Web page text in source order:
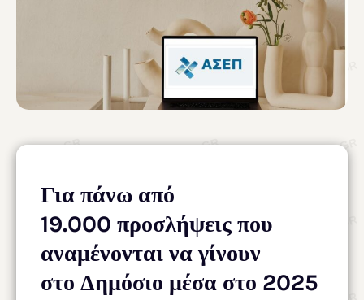
Για πάνω από
19.000 προσλήψεις που
αναμένονται να γίνουν
στο Δημόσιο μέσα στο 2025